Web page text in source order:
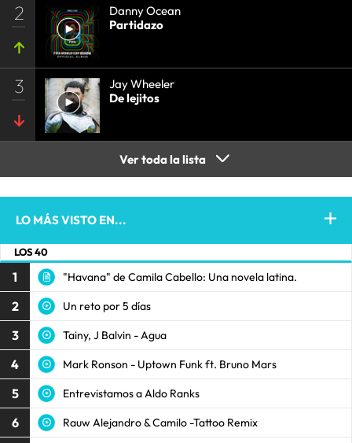
2
Danny Ocean
Partidazo
3
Jay Wheeler
De lejitos
Ver toda la lista
LO MÁS VISTO EN...
LOS 40
1 "Havana" de Camila Cabello: Una novela latina.
2 Un reto por 5 días
3 Tainy, J Balvin - Agua
4 Mark Ronson - Uptown Funk ft. Bruno Mars
5 Entrevistamos a Aldo Ranks
6 Rauw Alejandro & Camilo -Tattoo Remix